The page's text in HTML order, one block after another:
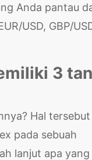
Anda pantau
USD, GBP/
3
Hal tersebut
pada sebuah
lanjut apa yang